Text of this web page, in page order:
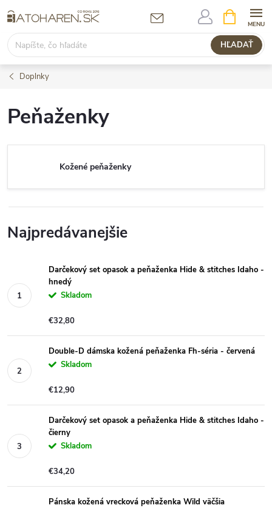
na
obsah
HĽADAŤ
KOŠÍK
Doplnky
Peňaženky
Kožené peňaženky
Najpredávanejšie
Darčekový set opasok a peňaženka Hide & stitches Idaho -
hnedý
Skladom
€32,80
Double-D dámska kožená peňaženka Fh-séria - červená
Skladom
€12,90
Darčekový set opasok a peňaženka Hide & stitches Idaho -
čierny
Skladom
€34,20
Pánska kožená vrecková peňaženka Wild väčšia